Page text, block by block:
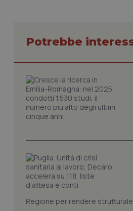
Potrebbe
Regione per rendere